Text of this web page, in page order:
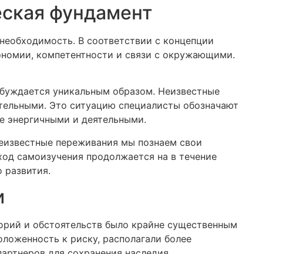
фундамент
В соответствии с концепции
компетентности и связи с окружающими.
уникальным образом. Неизвестные
Это ситуацию специалисты обозначают
энергичными и деятельными.
переживания мы познаем свои
самоизучения продолжается на в течение
и обстоятельств было крайне существенным
к риску, располагали более